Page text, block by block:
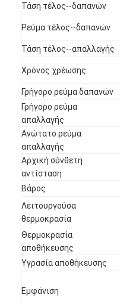
Σπίτι
Προϊόντα
Περίπου εμείς
Τάση τέλος--δαπανών
Ρεύμα τέλος--δαπανών
Τάση τέλος--απαλλαγής
Χρόνος χρέωσης
Γρήγορο ρεύμα δαπανών
Γρήγορο ρεύμα
απαλλαγής
Ανώτατο ρεύμα
απαλλαγής
Αρχική σύνθετη
αντίσταση
Βάρος
Λειτουργούσα
θερμοκρασία
Θερμοκρασία
αποθήκευσης
Υγρασία αποθήκευσης
Εμφάνιση